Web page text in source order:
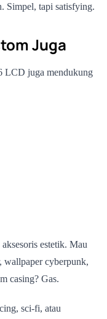
Simpel, tapi satisfying.
Juga
LCD juga mendukung
estetik. Mau
wallpaper cyberpunk,
casing? Gas.
sci-fi, atau